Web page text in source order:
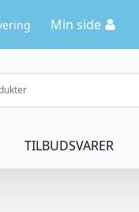
Min side
TILBUDSVARER